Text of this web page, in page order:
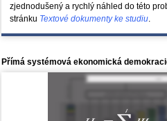
zjednodušený a rychlý náhled do této
stránku Textové dokumenty ke studiu.
Přímá systémová ekonomická